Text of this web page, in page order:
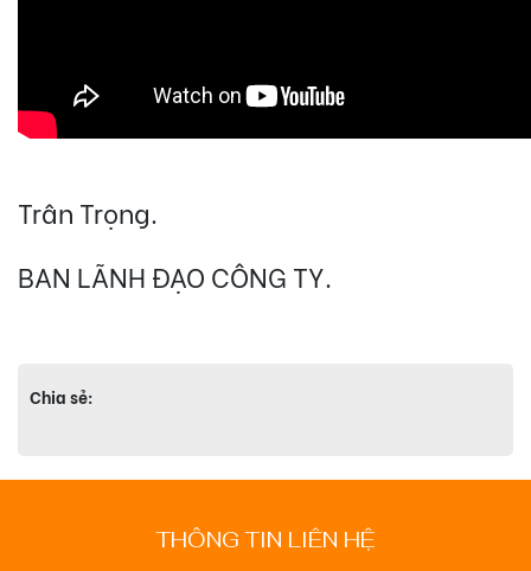
Trân Trọng.
BAN LÃNH ĐẠO CÔNG TY.
Chia sẻ:
THÔNG TIN LIÊN HỆ